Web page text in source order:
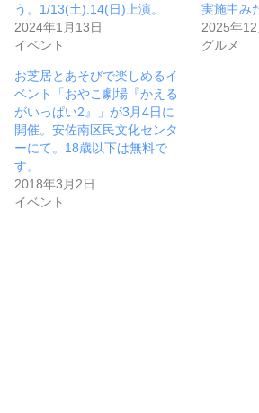
う。1/13(土).14(日)上演。
2024年1月13日
イベント
実施中み
2025年
グルメ
お芝居とあそびで楽しめるイ
ベント「おやこ劇場『かえる
がいっぱい2』」が3月4日に
開催。安佐南区民文化センタ
ーにて。18歳以下は無料で
す。
2018年3月2日
イベント